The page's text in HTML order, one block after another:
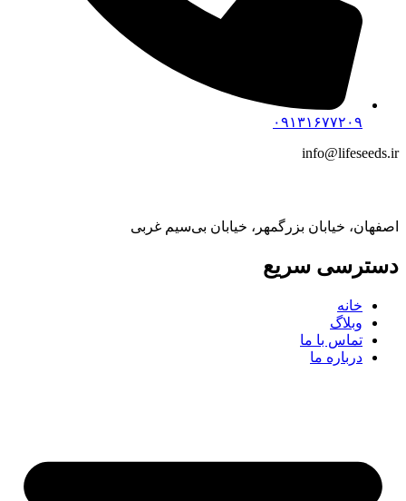
۰۹۱۳۱۶۷۷۲۰۹
info@lifeseeds.ir
اصفهان، خیابان بزرگمهر، خیابان بی‌سیم غربی
دسترسی سریع
خانه
وبلاگ
تماس با ما
درباره ما